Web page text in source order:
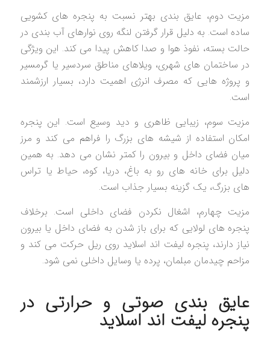
مزیت دوم، عایق بندی بهتر نسبت به پنجره های کشویی
ساده است. به دلیل قرار گرفتن لنگه روی نوارهای آب بندی در
حالت بسته، نفوذ هوا و صدا کاهش پیدا می کند. این ویژگی
در ساختمان های شهری، ویلاهای مناطق سردسیر یا گرمسیر
و پروژه هایی که مصرف انرژی اهمیت دارد، بسیار ارزشمند
است.
مزیت سوم، زیبایی ظاهری و دید وسیع است. این پنجره
امکان استفاده از شیشه های بزرگ را فراهم می کند و مرز
میان فضای داخل و بیرون را کمتر نشان می دهد. به همین
دلیل برای خانه های رو به باغ، دریا، کوه، حیاط یا تراس
های بزرگ، یک گزینه بسیار جذاب است.
مزیت چهارم، اشغال نکردن فضای داخلی است. برخلاف
پنجره های لولایی که برای باز شدن به فضای داخل یا بیرون
نیاز دارند، پنجره لیفت اند اسلاید روی ریل حرکت می کند و
مزاحم چیدمان مبلمان، پرده یا وسایل داخلی نمی شود.
عایق بندی صوتی و حرارتی در
پنجره لیفت اند اسلاید